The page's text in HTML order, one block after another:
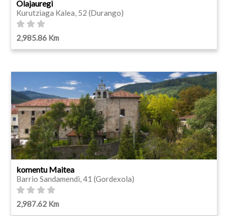
Olajauregi
Kurutziaga Kalea, 52 (Durango)
2,985.86 Km
komentu Maitea
Barrio Sandamendi, 41 (Gordexola)
2,987.62 Km